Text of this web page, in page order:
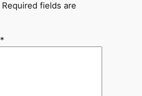
Required fields are
*